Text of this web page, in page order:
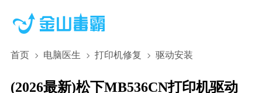
首页 电脑医生 打印机修复 驱动安装
(2026最新)松下MB536CN打印机驱动